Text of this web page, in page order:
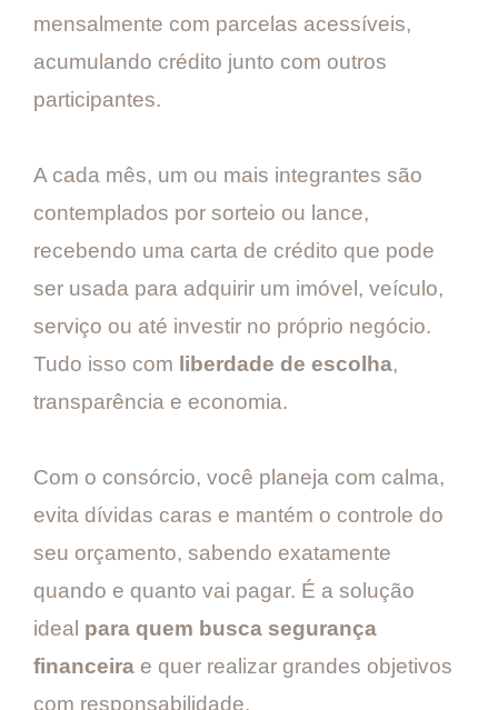
mensalmente com parcelas acessíveis,
acumulando crédito junto com outros
participantes.
A cada mês, um ou mais integrantes são
contemplados por sorteio ou lance,
recebendo uma carta de crédito que pode
ser usada para adquirir um imóvel, veículo,
serviço ou até investir no próprio negócio.
Tudo isso com liberdade de escolha,
transparência e economia.
Com o consórcio, você planeja com calma,
evita dívidas caras e mantém o controle do
seu orçamento, sabendo exatamente
quando e quanto vai pagar. É a solução
ideal para quem busca segurança
financeira e quer realizar grandes objetivos
com responsabilidade.